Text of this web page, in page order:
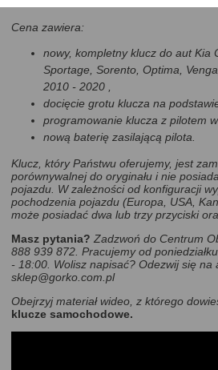
Cena zawiera:
nowy, kompletny klucz do aut Kia
Sportage, Sorento, Optima,
2010 - 2020 ,
docięcie grotu klucza na
programowanie klucza z pilotem
nową baterię zasilającą pilota.
Klucz, który Państwu oferujemy, jest
porównywalnej do oryginału i nie
pojazdu. W zależności od konfiguracji
pochodzenia pojazdu (Europa, USA,
może posiadać dwa lub trzy przyciski
Masz pytania? Zadzwoń do Centrum
888 939 872. Pracujemy od
- 18:00. Wolisz napisać? Odezwij się na
sklep@gorko.com.pl
Obejrzyj materiał wideo, z którego
klucze samochodowe.